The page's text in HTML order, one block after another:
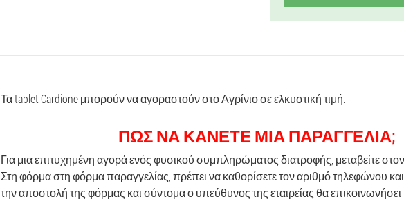
Τα tablet Cardione μπορούν να αγοραστούν στο Αγρίνιο σε ελκυστική τιμή.
ΠΏΣ ΝΑ ΚΆΝΕΤΕ ΜΙΑ ΠΑΡΑΓΓΕΛΊΑ;
Για μια επιτυχημένη αγορά ενός φυσικού συμπληρώματος διατροφής, μεταβείτε
Στη φόρμα στη φόρμα παραγγελίας, πρέπει να καθορίσετε τον αριθμό τηλεφώνου
την αποστολή της φόρμας και σύντομα ο υπεύθυνος της εταιρείας θα επικοινωνήσει